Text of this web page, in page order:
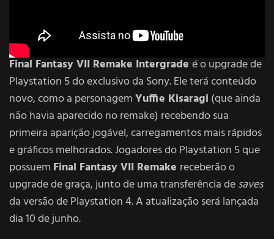
Final Fantasy VII Remake Intergrade é o upgrade de
Playstation 5 do exclusivo da Sony. Ele terá conteúdo
novo, como a personagemYuffie Kisaragi (que ainda
não havia aparecido no remake) recebendo sua
primeira aparição jogável, carregamentos mais rápidos
e gráficos melhorados. Jogadores do Playstation 5 que
possuem Final Fantasy VII Remake receberão o
upgrade de graça, junto de uma transferência desaves
da versão de Playstation 4. A atualização será lançada
dia 10 de junho.